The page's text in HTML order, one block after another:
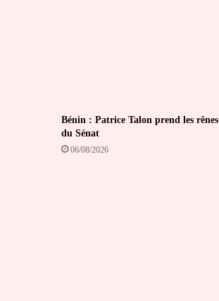
Bénin : Patrice Talon prend les rênes
du Sénat
06/08/2026